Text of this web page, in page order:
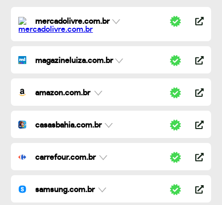
mercadolivre.com.br
magazineluiza.com.br
amazon.com.br
casasbahia.com.br
carrefour.com.br
samsung.com.br